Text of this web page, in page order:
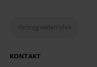
Vertrag widerrufen
KONTAKT